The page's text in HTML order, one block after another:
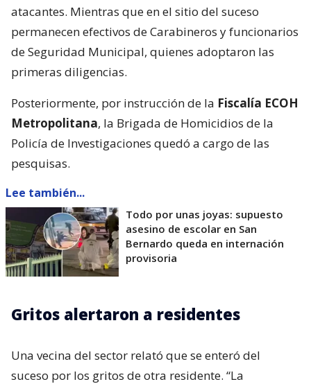
atacantes. Mientras que en el sitio del suceso
permanecen efectivos de Carabineros y funcionarios
de Seguridad Municipal, quienes adoptaron las
primeras diligencias.
Posteriormente, por instrucción de la Fiscalía ECOH
Metropolitana, la Brigada de Homicidios de la
Policía de Investigaciones quedó a cargo de las
pesquisas.
Lee también...
Todo por unas joyas: supuesto
asesino de escolar en San
Bernardo queda en internación
provisoria
Gritos alertaron a residentes
Una vecina del sector relató que se enteró del
suceso por los gritos de otra residente. “La